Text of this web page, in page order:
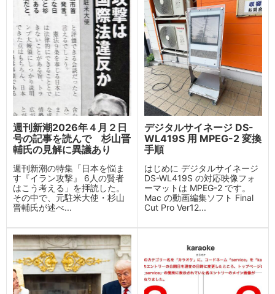
週刊新潮2026年４月２日
号の記事を読んで 杉山晋
輔氏の見解に異議あり
週刊新潮の特集「日本を悩ま
す『イラン攻撃』 6人の賢者
はこう考える」を拝読した。
その中で、元駐米大使・杉山
晋輔氏が述べ...
デジタルサイネージ DS-
WL419S 用 MPEG-2 変換
手順
はじめに デジタルサイネージ
DS-WL419S の対応映像フォ
ーマットは MPEG-2 です。
Mac の動画編集ソフト Final
Cut Pro Ver12...